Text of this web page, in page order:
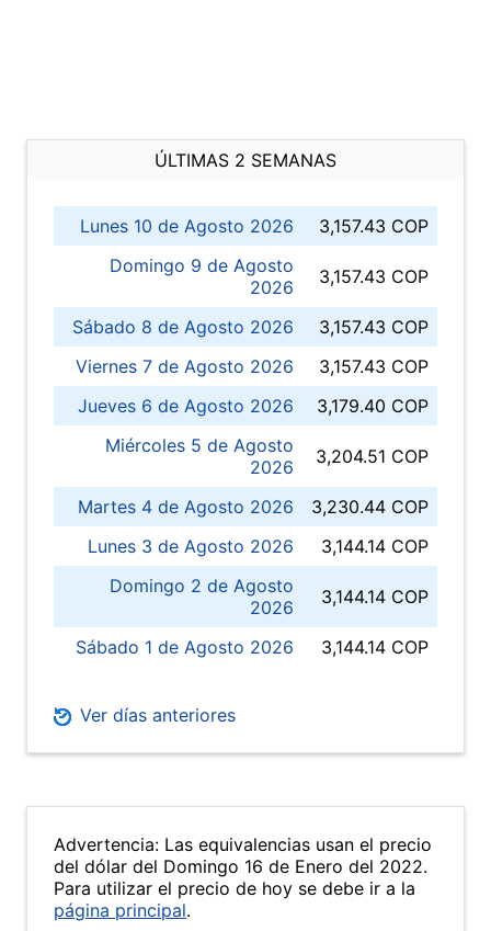
ÚLTIMAS 2 SEMANAS
Lunes 10 de Agosto 2026
3,157.43 COP
Domingo 9 de Agosto
2026
3,157.43 COP
Sábado 8 de Agosto 2026
3,157.43 COP
Viernes 7 de Agosto 2026
3,157.43 COP
Jueves 6 de Agosto 2026
3,179.40 COP
Miércoles 5 de Agosto
2026
3,204.51 COP
Martes 4 de Agosto 2026
3,230.44 COP
Lunes 3 de Agosto 2026
3,144.14 COP
Domingo 2 de Agosto
2026
3,144.14 COP
Sábado 1 de Agosto 2026 3,144.14 COP
Ver días anteriores
Advertencia: Las equivalencias usan el precio
del dólar del Domingo 16 de Enero del 2022.
Para utilizar el precio de hoy se debe ir a la
página principal.